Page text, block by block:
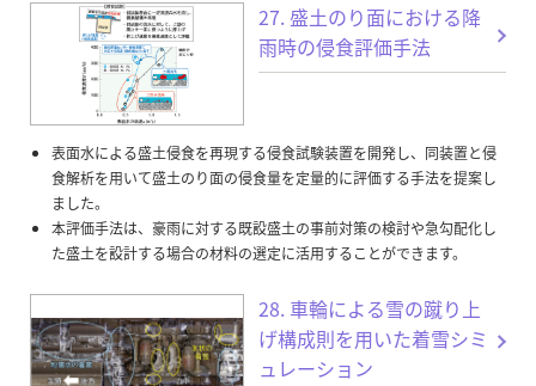
27. 盛土のり面における降
雨時の侵食評価手法
表面水による盛土侵食を再現する侵食試験装置を開発し、同装置と侵
食解析を用いて盛土のり面の侵食量を定量的に評価する手法を提案し
ました。
本評価手法は、豪雨に対する既設盛土の事前対策の検討や急勾配化し
た盛土を設計する場合の材料の選定に活用することができます。
28. 車輪による雪の蹴り上
げ構成則を用いた着雪シミ
ュレーション